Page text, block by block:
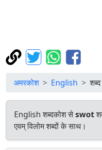
अमरकोश English शब्द
English शब्दकोश सेswot
एवम् विलोम शब्दों के साथ।